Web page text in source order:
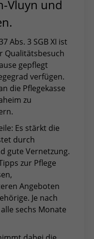
Vluyn und
Abs. 3 SGB XI ist
Qualitätsbesuch
gepflegt
verfügen.
die Pflegekasse
zu
Es stärkt die
durch
gute Vernetzung.
zur Pflege
Angeboten
Je nach
sechs Monate